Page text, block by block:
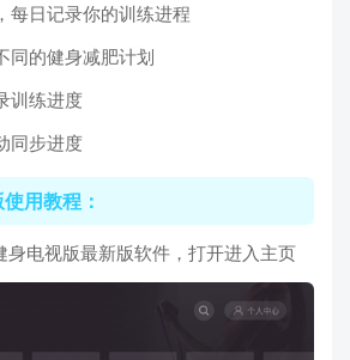
每日记录你的训练进程
同的健身减肥计划
训练进度
同步进度
用教程：
身电视版最新版软件，打开进入主页